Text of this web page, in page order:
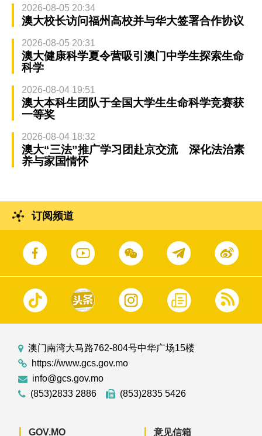
2026-08-05 20:34
澳大校长访问福州高校并与华大签署合作协议
2026-08-05 20:31
澳大健康科学夏令营吸引澳门中学生探索生命
科学
2026-08-04 19:51
澳大本科生团队于全国大学生生命科学竞赛获
一等奖
2026-08-04 18:32
澳大“三法”推广学习团赴京交流 深化法治素
养与家国情怀
订阅频道
澳门南湾大马路762-804号中华广场15楼
https://www.gcs.gov.mo
info@gcs.gov.mo
(853)2833 2886
(853)2835 5426
GOV.MO 意见信箱